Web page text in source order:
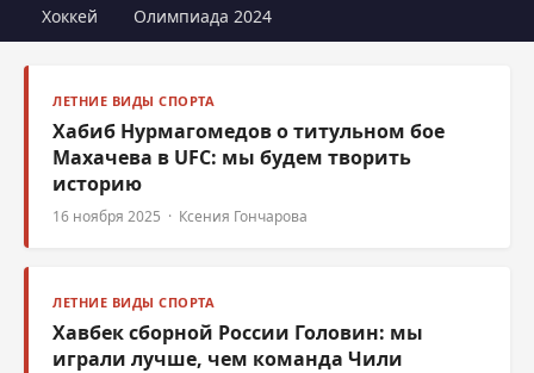
Хоккей Олимпиада 2024
ЛЕТНИЕ ВИДЫ СПОРТА
Хабиб Нурмагомедов о титульном бое
Махачева в UFC: мы будем творить
историю
16 ноября 2025 · Ксения Гончарова
ЛЕТНИЕ ВИДЫ СПОРТА
Хавбек сборной России Головин: мы
играли лучше, чем команда Чили